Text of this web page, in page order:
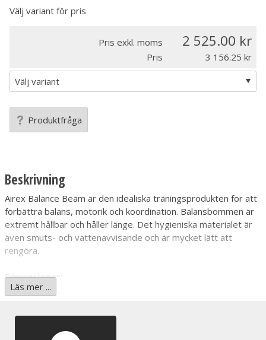
Välj variant för pris
Pris exkl. moms 2 525.00
Pris 3 156.25
Produktfråga
Beskrivning
Airex Balance Beam är den idealiska träningsprodukten för att
förbättra balans, motorik och koordination. Balansbommen är
extremt hållbar och håller länge. Det hygieniska materialet är
även smuts- och vattenavvisande och är mycket lätt att
rengöra.
Dimensioner:
Bredd : 24 cm
Längd : 160 cm
Läs mer ...